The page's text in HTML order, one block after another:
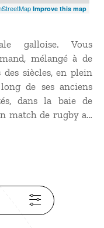
Improve this map
galloise. Vous
mélangé à de
siècles, en plein
de ses anciens
dans la baie de
match de rugby au
de la coupe
a été reconvertie
pas son musée qui,
sœurs galloises,